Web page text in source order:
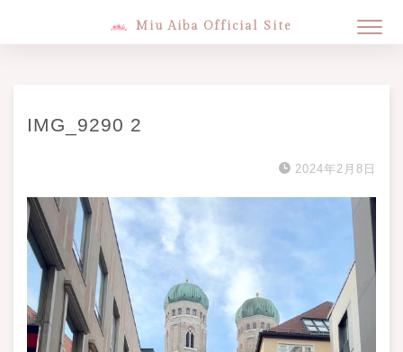
Miu Aiba Official Site
IMG_9290 2
2024年2月8日